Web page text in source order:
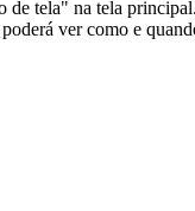
de tela" na tela principal.
ver como e